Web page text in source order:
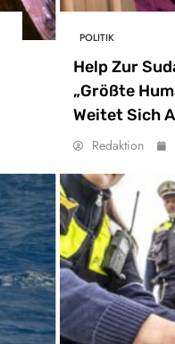
POLITIK
Help Zur
„Größte
Weitet Sich
Redaktion